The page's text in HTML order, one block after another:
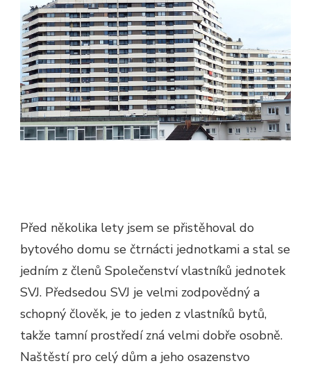
Před několika lety jsem se přistěhoval do
bytového domu se čtrnácti jednotkami a stal se
jedním z členů Společenství vlastníků jednotek
SVJ. Předsedou SVJ je velmi zodpovědný a
schopný člověk, je to jeden z vlastníků bytů,
takže tamní prostředí zná velmi dobře osobně.
Naštěstí pro celý dům a jeho osazenstvo